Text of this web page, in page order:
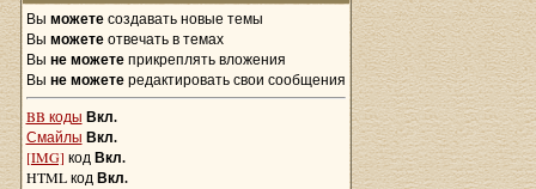
Вы можетесоздавать новые темы
Вы можетеотвечать в темах
Вы не можетеприкреплять вложения
Вы не можетередактировать свои сообщения
BB коды Вкл.
Смайлы Вкл.
[IMG] код Вкл.
HTML код Вкл.